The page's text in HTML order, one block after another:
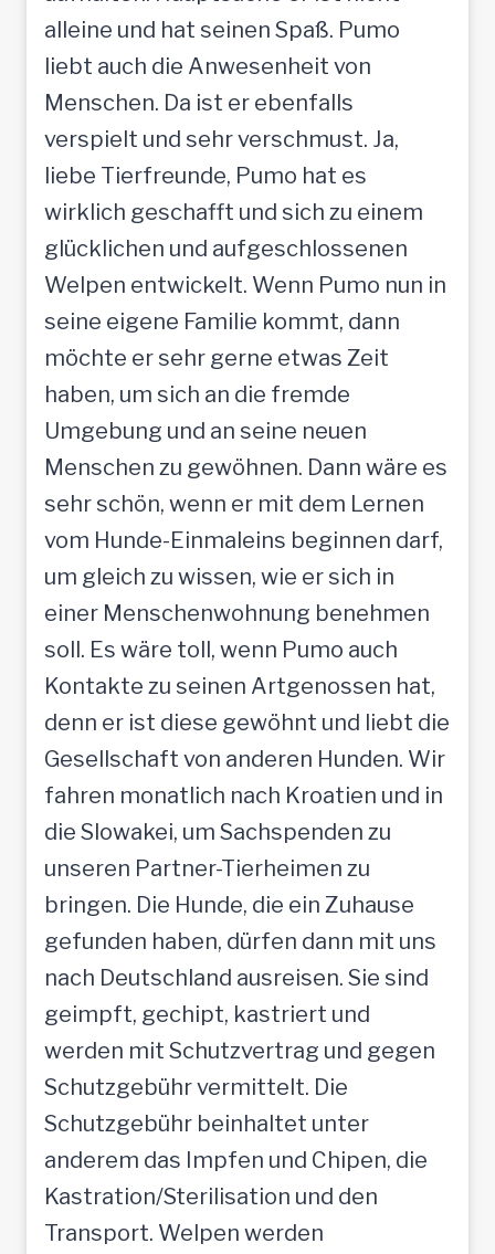
alleine und hat seinen Spaß. Pumo
liebt auch die Anwesenheit von
Menschen. Da ist er ebenfalls
verspielt und sehr verschmust. Ja,
liebe Tierfreunde, Pumo hat es
wirklich geschafft und sich zu einem
glücklichen und aufgeschlossenen
Welpen entwickelt. Wenn Pumo nun in
seine eigene Familie kommt, dann
möchte er sehr gerne etwas Zeit
haben, um sich an die fremde
Umgebung und an seine neuen
Menschen zu gewöhnen. Dann wäre es
sehr schön, wenn er mit dem Lernen
vom Hunde-Einmaleins beginnen darf,
um gleich zu wissen, wie er sich in
einer Menschenwohnung benehmen
soll. Es wäre toll, wenn Pumo auch
Kontakte zu seinen Artgenossen hat,
denn er ist diese gewöhnt und liebt die
Gesellschaft von anderen Hunden. Wir
fahren monatlich nach Kroatien und in
die Slowakei, um Sachspenden zu
unseren Partner-Tierheimen zu
bringen. Die Hunde, die ein Zuhause
gefunden haben, dürfen dann mit uns
nach Deutschland ausreisen. Sie sind
geimpft, gechipt, kastriert und
werden mit Schutzvertrag und gegen
Schutzgebühr vermittelt. Die
Schutzgebühr beinhaltet unter
anderem das Impfen und Chipen, die
Kastration/Sterilisation und den
Transport. Welpen werden